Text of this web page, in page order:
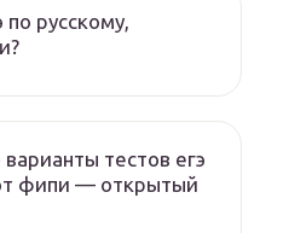
по русскому,
тестов егэ
фипи — открытый